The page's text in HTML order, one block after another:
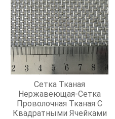
Сетка Тканая
Нержавеющая-Сетка
Проволочная Тканая С
Квадратными Ячейками